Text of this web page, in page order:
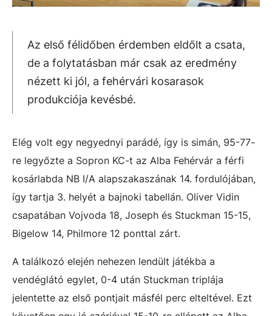
Az első félidőben érdemben eldőlt a csata,
de a folytatásban már csak az eredmény
nézett ki jól, a fehérvári kosarasok
produkciója kevésbé.
Elég volt egy negyednyi parádé, így is simán, 95-77-
re legyőzte a Sopron KC-t az Alba Fehérvár a férfi
kosárlabda NB I/A alapszakaszának 14. fordulójában,
így tartja 3. helyét a bajnoki tabellán. Oliver Vidin
csapatában Vojvoda 18, Joseph és Stuckman 15-15,
Bigelow 14, Philmore 12 ponttal zárt.
A találkozó elején nehezen lendült játékba a
vendéglátó egylet, 0-4 után Stuckman triplája
jelentette az első pontjait másfél perc elteltével. Ezt